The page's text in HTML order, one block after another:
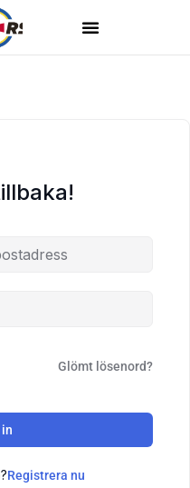
Glömt lösenord?
Registrera nu